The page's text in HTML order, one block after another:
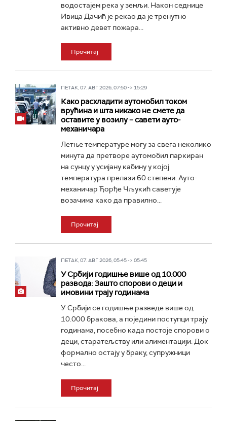
водостајем река у земљи. Након седнице
Ивица Дачић је рекао да је тренутно
активно девет пожара...
Прочитај
ПЕТАК, 07. АВГ 2026, 07:50 -> 15:29
Како расхладити аутомобил током
врућина и шта никако не смете да
оставите у возилу – савети ауто-
механичара
Летње температуре могу за свега неколико
минута да претворе аутомобил паркиран
на сунцу у усијану кабину у којој
температура прелази 60 степени. Ауто-
механичар Ђорђе Чљукић саветује
возачима како да правилно...
Прочитај
ПЕТАК, 07. АВГ 2026, 05:45 -> 05:45
У Србији годишње више од 10.000
развода: Зашто спорови о деци и
имовини трају годинама
У Србији се годишње разведе више од
10.000 бракова, a поједини поступци трају
годинама, посебно када постоје спорови о
деци, старатељству или алиментацији. Док
формално остају у браку, супружници
често...
Прочитај